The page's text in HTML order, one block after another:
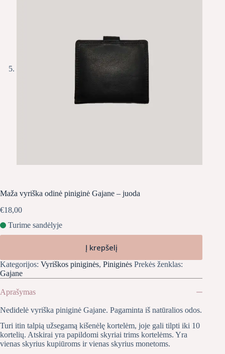
Maža vyriška odinė piniginė Gajane – juoda
€18,00
Turime sandėlyje
Į krepšelį
Kategorijos: Vyriškos piniginės, Piniginės Prekės ženklas:
Gajane
Aprašymas
Nedidelė vyriška piniginė Gajane. Pagaminta iš natūralios odos.
Turi itin talpią užsegamą kišenėlę kortelėm, joje gali tilpti iki 10
kortelių. Atskirai yra papildomi skyriai trims kortelėms. Yra
vienas skyrius kupiūroms ir vienas skyrius monetoms.